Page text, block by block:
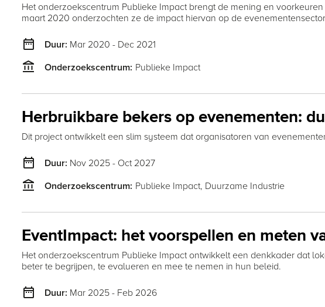
Het onderzoekscentrum Publieke Impact brengt de mening en
maart 2020 onderzochten ze de impact hiervan op de
date_range Duur: Mar 2020 - Dec 2021
account_balance Onderzoekscentrum: Publieke Impact
Herbruikbare bekers op evenementen:
Dit project ontwikkelt een slim systeem dat organisatoren van
date_range Duur: Nov 2025 - Oct 2027
account_balance Onderzoekscentrum: Publieke Impact, Duurzame Industrie
EventImpact: het voorspellen en meten
Het onderzoekscentrum Publieke Impact ontwikkelt een denkkader dat
beter te begrijpen, te evalueren en mee te nemen in hun beleid.
date_range Duur: Mar 2025 - Feb 2026